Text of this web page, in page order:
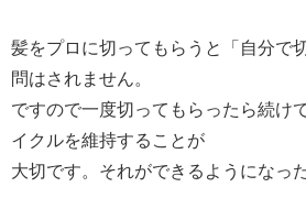
髪をプロに切ってもらうと「自分で
問はされません。
ですので一度切ってもらったら続け
イクルを維持することが
大切です。それができるようになっ